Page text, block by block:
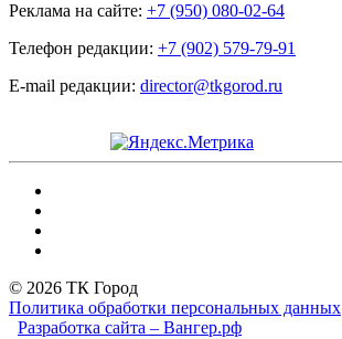
Реклама на сайте: +7 (950) 080-02-64
Телефон редакции: +7 (902) 579-79-91
E-mail редакции: director@tkgorod.ru
© 2026 ТК Город
Политика обработки персональных данных
Разработка сайта – Вангер.рф